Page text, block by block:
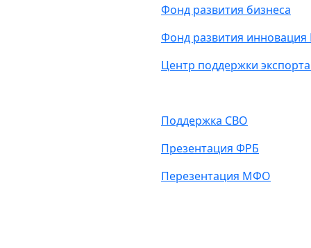
Фонд развития бизнеса
Фонд развития инновация
Центр поддержки
Поддержка СВО
Презентация ФРБ
Перезентация МФО